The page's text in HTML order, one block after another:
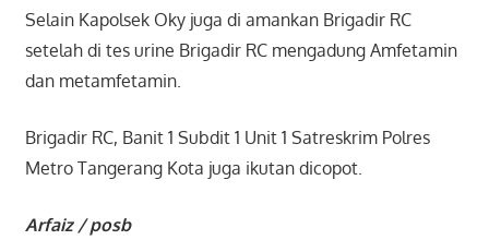
Selain Kapolsek Oky juga di amankan Brigadir RC
setelah di tes urine Brigadir RC mengadung Amfetamin
dan metamfetamin.
Brigadir RC, Banit 1 Subdit 1 Unit 1 Satreskrim Polres
Metro Tangerang Kota juga ikutan dicopot.
Arfaiz / posb